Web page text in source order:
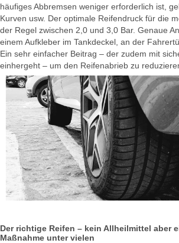
häufiges Abbremsen weniger erforderlich ist,
Kurven usw. Der optimale Reifendruck für die
der Regel zwischen 2,0 und 3,0 Bar. Genaue
einem Aufkleber im Tankdeckel, an der
Ein sehr einfacher Beitrag – der zudem mit
einhergeht – um den Reifenabrieb zu
Der richtige Reifen – kein Allheilmittel aber
Maßnahme unter vielen